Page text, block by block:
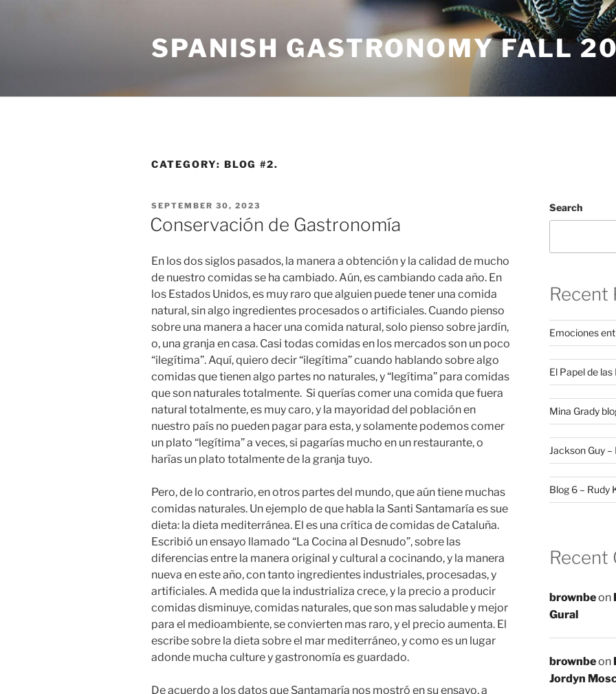
SPANISH GASTRONOMY FALL
CATEGORY: BLOG #2.
POSTED
ON
SEPTEMBER 30, 2023
Conservación de Gastronomía
En los dos siglos pasados, la manera a obtención y la calidad de mucho
de nuestro comidas se ha cambiado. Aún, es cambiando cada año. En
los Estados Unidos, es muy raro que alguien puede tener una comida
natural, sin algo ingredientes procesados o artificiales. Cuando pienso
sobre una manera a hacer una comida natural, solo pienso sobre jardín,
o, una granja en casa. Casi todas comidas en los mercados son un poco
“ilegítima”. Aquí, quiero decir “ilegítima” cuando hablando sobre algo
comidas que tienen algo partes no naturales, y “legítima” para comidas
que son naturales totalmente. Si querías comer una comida que fuera
natural totalmente, es muy caro, y la mayoridad del población en
nuestro país no pueden pagar para esta, y solamente podemos comer
un plato “legítima” a veces, si pagarías mucho en un restaurante, o
harīas un plato totalmente de la granja tuyo.
Pero, de lo contrario, en otros partes del mundo, que aún tiene muchas
comidas naturales. Un ejemplo de que habla la Santi Santamaría es sue
dieta: la dieta mediterránea. El es una crítica de comidas de Cataluña.
Escribió un ensayo llamado “La Cocina al Desnudo”, sobre las
diferencias entre la manera original y cultural a cocinando, y la manera
nueva en este año, con tanto ingredientes industriales, procesadas, y
artificiales. A medida que la industrializa crece, y la precio a producir
comidas disminuye, comidas naturales, que son mas saludable y mejor
para el medioambiente, se convierten mas raro, y el precio aumenta. El
escribe sobre la dieta sobre el mar mediterráneo, y como es un lugar
adonde mucha culture y gastronomía es guardado.
De acuerdo a los datos que Santamaría nos mostró en su ensayo, a
Search
Recent
Emociones
El Papel de
Mina Grady
Jackson Guy –
Blog 6 – Rudy
Recent
brownbeon
Gural
brownbeon
Jordyn